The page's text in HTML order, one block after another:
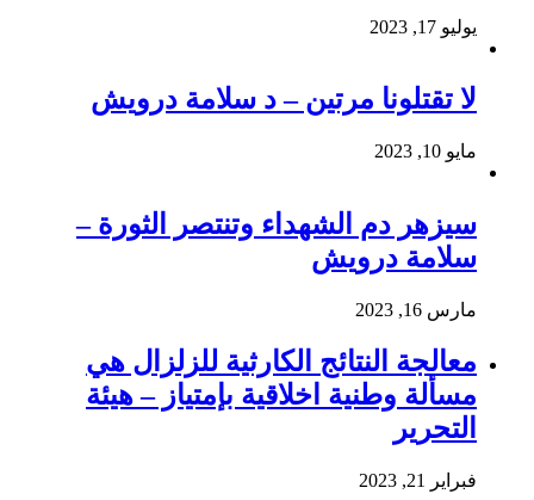
يوليو 17, 2023
لا تقتلونا مرتين – د سلامة درويش
مايو 10, 2023
سيزهر دم الشهداء وتنتصر الثورة –
سلامة درويش
مارس 16, 2023
معالجة النتائج الكارثية للزلزال هي
مسألة وطنية اخلاقية بإمتياز – هيئة
التحرير
فبراير 21, 2023